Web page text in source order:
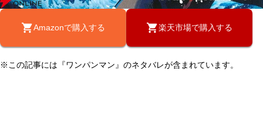
Amazonで購入する 楽天市場で購入する
※この記事には『ワンパンマン』のネタバレが含まれています。